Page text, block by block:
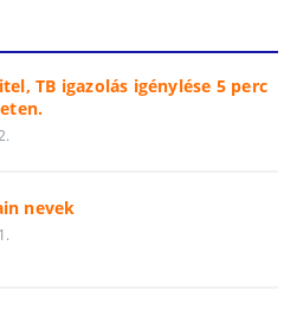
TB igazolás igénylése 5 perc
nevek